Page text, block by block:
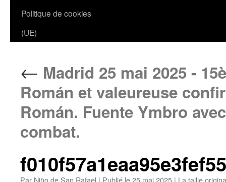
contenu
Politique de cookies
(UE)
← Madrid 25 mai 2025 -
Román et valeureuse
Román. Fuente Ymbro
combat.
Par Niño de San Rafael | Publié le25 mai 2025 | La taille